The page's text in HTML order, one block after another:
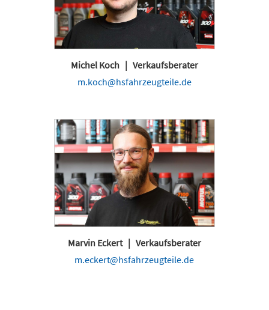
Michel Koch | Verkaufsberater
m.koch@hsfahrzeugteile.de
Marvin Eckert | Verkaufsberater
m.eckert@hsfahrzeugteile.de